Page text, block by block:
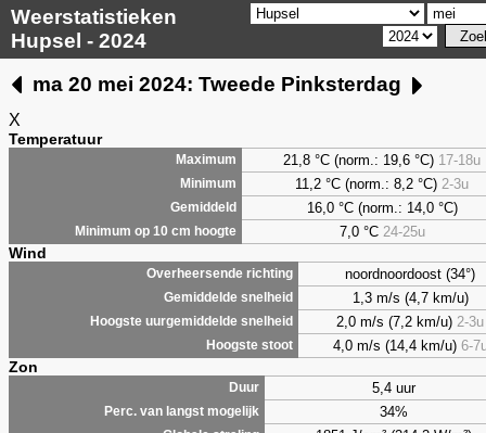
Weerstatistieken
Hupsel - 2024
ma 20 mei 2024: Tweede Pinksterdag
X
Temperatuur
Maximum 21,8 °C (norm.: 19,6 °C) 17-18u
Minimum 11,2 °C (norm.: 8,2 °C) 2-3u
Gemiddeld 16,0 °C (norm.: 14,0 °C)
Minimum op 10 cm hoogte 7,0°C 24-25u
Wind
Overheersende richting noordnoordoost (34°)
Gemiddelde snelheid 1,3 m/s (4,7 km/u)
Hoogste uurgemiddelde snelheid 2,0 m/s (7,2 km/u) 2-3u
Hoogste stoot 4,0 m/s (14,4 km/u) 6-
Zon
Duur 5,4 uur
Perc. van langst mogelijk 34%